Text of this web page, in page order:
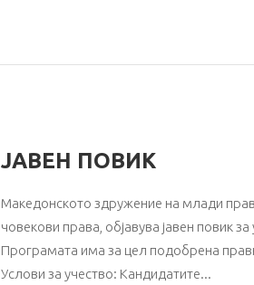
ЈАВЕН ПОВИК
Македонското здружение на млади
човекови права, објавува јавен повик
Програмата има за цел подобрена
Услови за учество: Кандидатите